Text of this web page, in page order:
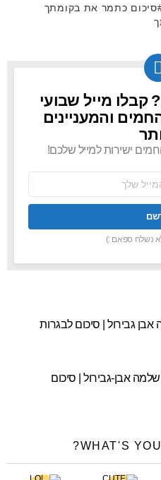
סיכום כתמר את בקומתך
קבלו מייל שבועי
והמעניינים
ישירות למייל שלכם!
נשלח ספאם :)
גבירול | סיכום לבגרות
אבן-גבירול | סיכום
WHAT'S